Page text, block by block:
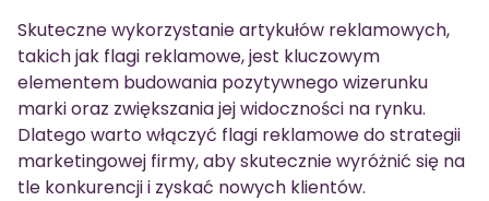
Skuteczne wykorzystanie artykułów reklamowych,
takich jak flagi reklamowe, jest kluczowym
elementem budowania pozytywnego wizerunku
marki oraz zwiększania jej widoczności na rynku.
Dlatego warto włączyć flagi reklamowe do strategii
marketingowej firmy, aby skutecznie wyróżnić się na
tle konkurencji i zyskać nowych klientów.